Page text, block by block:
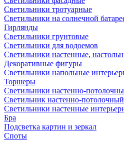
Светильники тротуарные
Светильники на солнечной
Гирлянды
Светильники грунтовые
Светильники для водоемов
Светильники настенные,
Декоративные фигуры
Светильники напольные
Торшеры
Светильники настенно-
Светильник настенно-потолочный
Светильники настенные
Бра
Подсветка картин и зеркал
Споты